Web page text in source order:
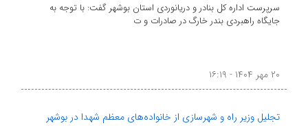
سرپرست اداره کل بنادر و دریانوردی استان بوشهر گفت: با توجه به
جایگاه راهبردی بندر خارگ در صادرات و ت
۲۰ مهر ۱۴۰۴ - ۱۶:۱۹
تجلیل وزیر راه و شهرسازی از خانواده‌های معظم شهدا در بوشهر